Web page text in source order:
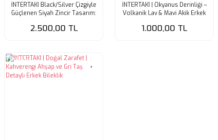
İNTERTAKI Black/Silver Çizgiyle
Güçlenen Siyah Zincir Tasarım:
Kararmaz |
2.500,00 TL
İNTERTAKI | Okyanus Derinliği –
Volkanik Lav & Mavi Akik Erkek
1.000,00 TL
Tükendi